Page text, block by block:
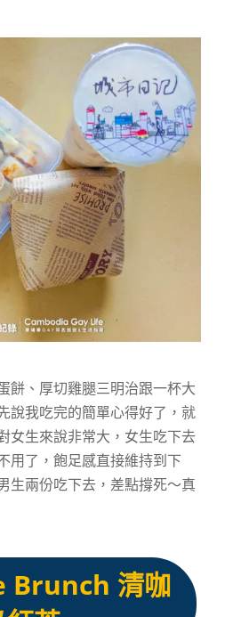
餅、厚切雞腿三明治跟一杯大
說我吃完的簡單心得好了，就
女生來說非常大，女生吃下去
用了，飽足感直接維持到下
生兩份吃下去，差點撐死～真
Brunch 清咖